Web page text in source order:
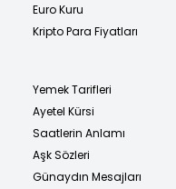
Euro Kuru
Kripto Para Fiyatları
Yemek Tarifleri
Ayetel Kürsi
Saatlerin Anlamı
Aşk Sözleri
Günaydın Mesajları